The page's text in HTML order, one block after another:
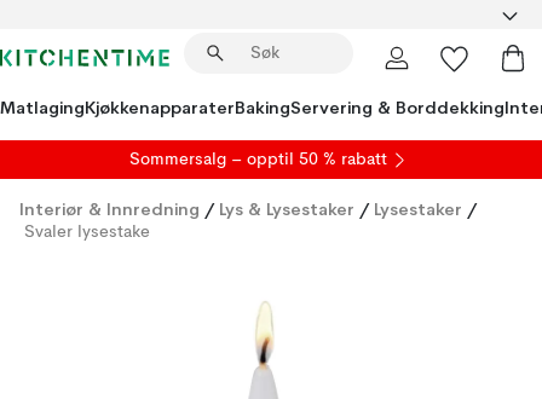
MatlagingKjøkkenapparaterBakingServering & Borddekking
Sommersalg – opptil 50 % rabatt
Interiør & Innredning / Lys & Lysestaker / Lysestaker /
Svaler lysestake